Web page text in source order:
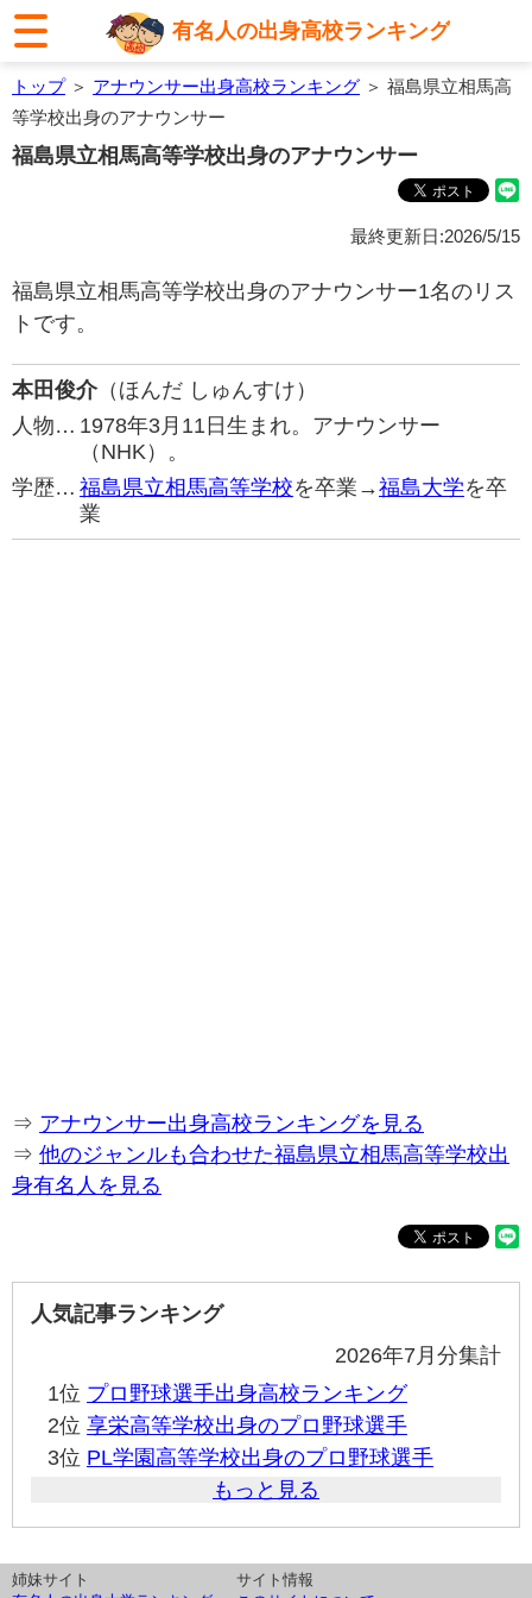
有名人の出身高校ランキング
トップ＞ アナウンサー出身高校ランキング ＞ 福島県立相馬高
等学校出身のアナウンサー
福島県立相馬高等学校出身のアナウンサー
最終更新日:2026/5/15
福島県立相馬高等学校出身のアナウンサー1名のリス
トです。
本田俊介（ほんだ しゅんすけ）
人物… 1978年3月11日生まれ。アナウンサー
（NHK）。
学歴… 福島県立相馬高等学校を卒業→福島大学を卒
業
⇒ アナウンサー出身高校ランキングを見る
⇒ 他のジャンルも合わせた福島県立相馬高等学校出
身有名人を見る
人気記事ランキング
2026年7月分集計
1位 プロ野球選手出身高校ランキング
2位 享栄高等学校出身のプロ野球選手
3位 PL学園高等学校出身のプロ野球選手
もっと見る
姉妹サイト
サイト情報